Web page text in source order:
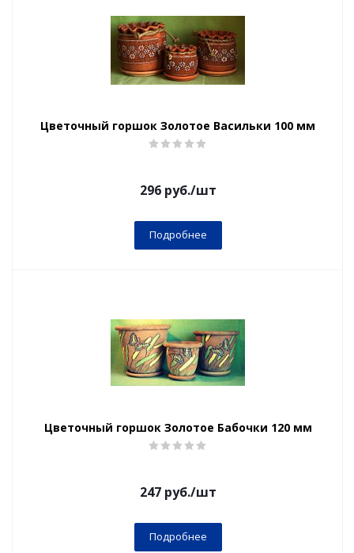
Цветочный горшок Золотое Васильки 100 мм
296руб./шт
Подробнее
Цветочный горшок Золотое Бабочки 120 мм
247руб./шт
Подробнее